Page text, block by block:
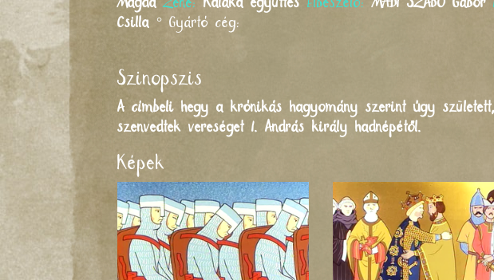
Magda Zene: Kaláka együttes Elbeszélő:MÁDI SZABÓ Gábor
Csilla ° Gyártó cég:
Szinopszis
A címbeli hegy a krónikás hagyomány szerint úgy
szenvedtek vereséget I. András király hadnépétől.
Képek